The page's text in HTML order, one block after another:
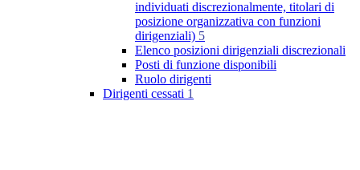
individuati discrezionalmente, titolari di
posizione organizzativa con funzioni
dirigenziali) 5
Elenco posizioni dirigenziali discrezionali
Posti di funzione disponibili
Ruolo dirigenti
Dirigenti cessati 1